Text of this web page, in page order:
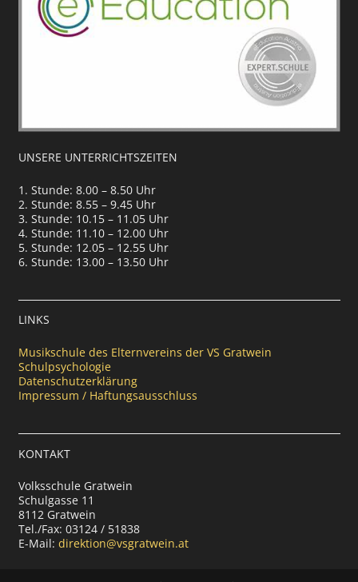
UNSERE UNTERRICHTSZEITEN
1. Stunde: 8.00 – 8.50 Uhr
2. Stunde: 8.55 – 9.45 Uhr
3. Stunde: 10.15 – 11.05 Uhr
4. Stunde: 11.10 – 12.00 Uhr
5. Stunde: 12.05 – 12.55 Uhr
6. Stunde: 13.00 – 13.50 Uhr
LINKS
Musikschule des Elternvereins der VS Gratwein
Schulpsychologie
Datenschutzerklärung
Impressum / Haftungsausschluss
KONTAKT
Volksschule Gratwein
Schulgasse 11
8112 Gratwein
Tel./Fax: 03124 / 51838
E-Mail: direktion@vsgratwein.at